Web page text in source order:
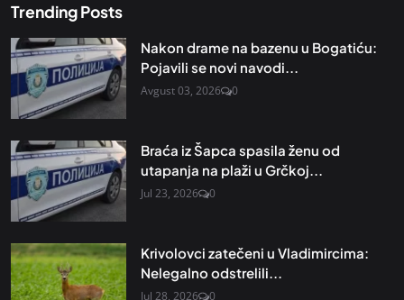
Trending Posts
Nakon drame na bazenu u Bogatiću:
Pojavili se novi navodi...
Avgust 03, 2026 0
Braća iz Šapca spasila ženu od
utapanja na plaži u Grčkoj...
Jul 23, 2026 0
Krivolovci zatečeni u Vladimircima:
Nelegalno odstrelili...
Jul 28, 2026 0